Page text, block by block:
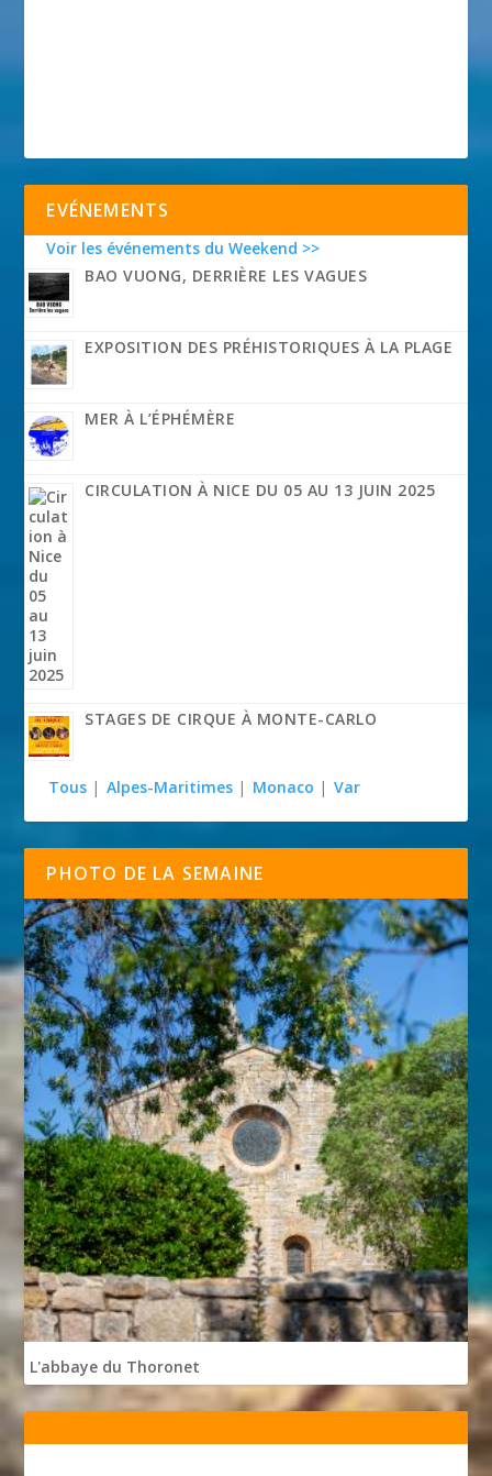
EVÉNEMENTS
Voir les événements du Weekend >>
BAO VUONG, DERRIÈRE LES VAGUES
EXPOSITION DES PRÉHISTORIQUES À LA PLAGE
MER À L’ÉPHÉMÈRE
CIRCULATION À NICE DU 05 AU 13 JUIN 2025
STAGES DE CIRQUE À MONTE-CARLO
Tous | Alpes-Maritimes | Monaco | Var
PHOTO DE LA SEMAINE
L'abbaye du Thoronet